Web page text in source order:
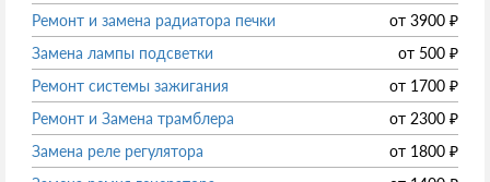
Ремонт и замена радиатора печки
от 3900 ₽
Замена лампы подсветки
от 500 ₽
Ремонт системы зажигания
от 1700 ₽
Ремонт и Замена трамблера
от 2300 ₽
Замена реле регулятора
от 1800 ₽